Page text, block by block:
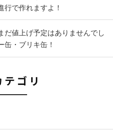
行で作れますよ！
だ値上げ予定はありませんでし
缶・ブリキ缶！
ゴリ